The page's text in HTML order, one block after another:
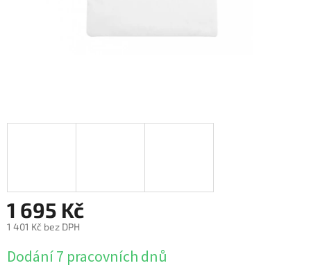
1 695 Kč
1 401 Kč bez DPH
cena:
Dodání 7 pracovních dnů